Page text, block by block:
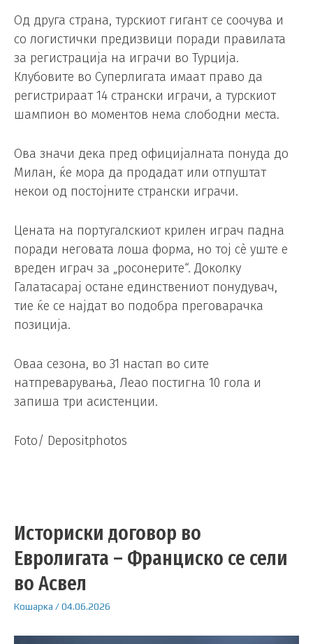
Од друга страна, турскиот гигант се соочува и
со логистички предизвици поради правилата
за регистрација на играчи во Турција.
Клубовите во Суперлигата имаат право да
регистрираат 14 странски играчи, а турскиот
шампион во моментов нема слободни места.
Ова значи дека пред официјалната понуда до
Милан, ќе мора да продадат или отпуштат
некои од постојните странски играчи.
Цената на португалскиот крилен играч падна
поради неговата лоша форма, но тој сè уште е
вреден играч за „росонерите“. Доколку
Галатасарај остане единствениот понудувач,
тие ќе се најдат во подобра преговарачка
позиција.
Оваа сезона, во 31 настап во сите
натпреварувања, Леао постигна 10 гола и
запиша три асистенции.
Foto/ Depositphotos
Историски договор во
Евролигата – Франциско се сели
во Асвел
Кошарка /04.06.2026